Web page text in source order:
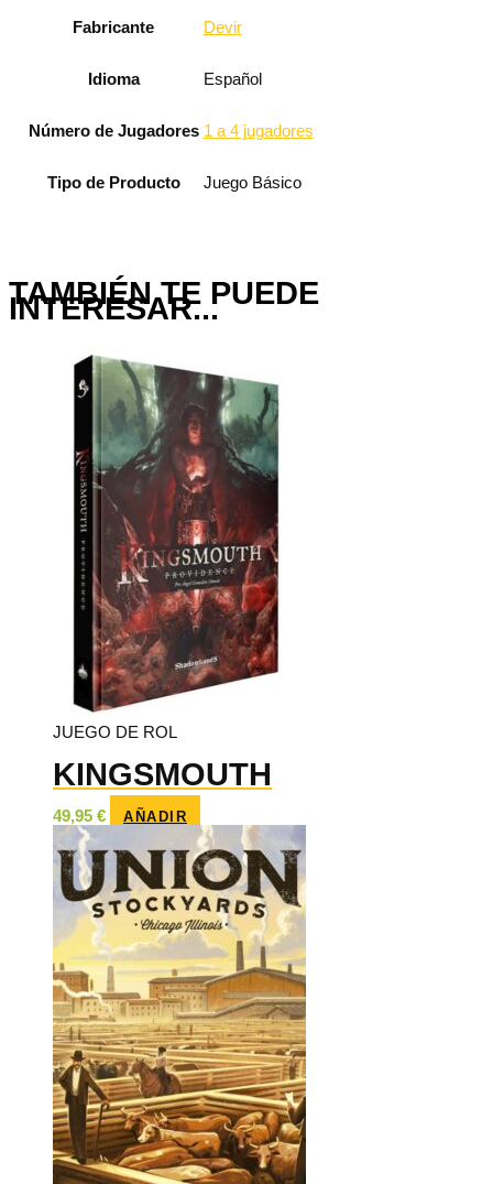
Fabricante Devir
Idioma Español
Número de Jugadores 1 a 4 jugadores
Tipo de Producto Juego Básico
TAMBIÉN TE PUEDE
INTERESAR...
JUEGO DE ROL
KINGSMOUTH
49,95 € AÑADIR